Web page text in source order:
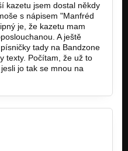
kazetu jsem dostal někdy
s nápisem "Manfréd
je, že kazetu mam
A ještě
tady na Bandzone
texty. Počítam, že už to
jo tak se mnou na